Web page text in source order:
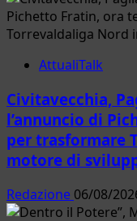
AttualiTalk
Civitavecchia,
l’annuncio di
per trasformare
motore di
Redazione 06/08/